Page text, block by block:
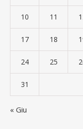
10 11
17 18
24 25
31
« Giu